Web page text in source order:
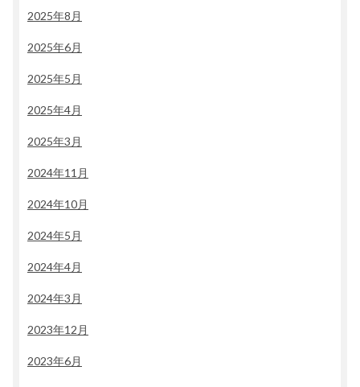
2025年8月
2025年6月
2025年5月
2025年4月
2025年3月
2024年11月
2024年10月
2024年5月
2024年4月
2024年3月
2023年12月
2023年6月